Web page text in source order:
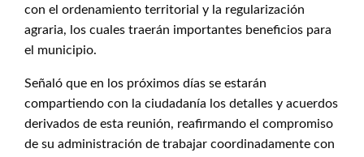
con el ordenamiento territorial y la regularización
agraria, los cuales traerán importantes beneficios para
el municipio.
Señaló que en los próximos días se estarán
compartiendo con la ciudadanía los detalles y acuerdos
derivados de esta reunión, reafirmando el compromiso
de su administración de trabajar coordinadamente con